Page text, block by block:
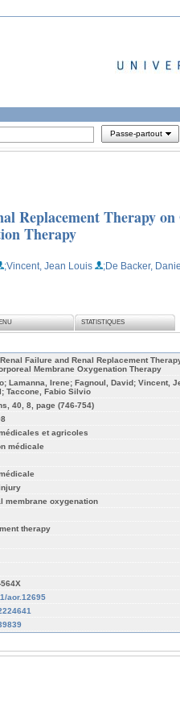
Passe-partout
Replacement Therapy
Therapy
;Vincent, Jean Louis ;De Backer,
STATISTIQUES
Failure and Renal Replacement
Membrane Oxygenation Therapy
Lamanna, Irene; Fagnoul, David; Vincent,
Taccone, Fabio Silvio
40, 8, page (746-754)
et agricoles
médicale
membrane oxygenation
therapy
aor.12695